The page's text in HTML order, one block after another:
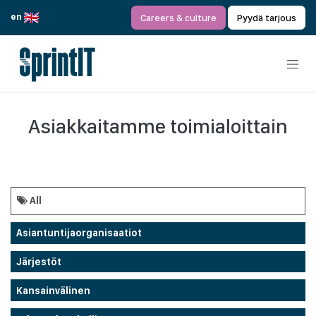
en
Careers & culture Pyydä tarjous
Asiakkaitamme toimialoittain
All
Asiantuntijaorganisaatiot
Järjestöt
Kansainvälinen